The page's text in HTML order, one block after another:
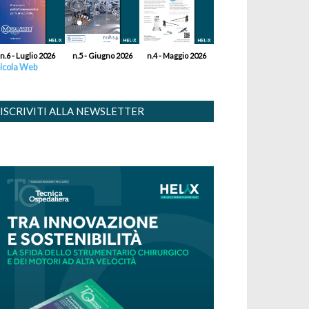
n.6 - Luglio 2026 n.5 - Giugno 2026 n.4 - Maggio 2026
Web
ISCRIVITI ALLA NEWSLETTER